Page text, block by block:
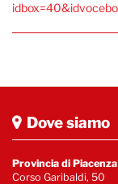
Dove siamo
Provincia di Piacenza
Corso Garibaldi, 50